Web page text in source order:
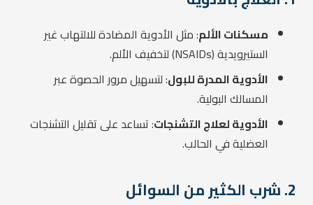
مسكنات الألم: مثل الأدوية المضادة للالتهاب غير
الستيرويدية (NSAIDs) لتخفيف الألم.
الأدوية المدرة للبول: لتسهيل مرور الحصوة عبر
المسالك البولية.
الأدوية لعلاج التشنجات: تساعد على تقليل التشنجات
العضلية في الحالب.
2. شرب الكثير من السوائل